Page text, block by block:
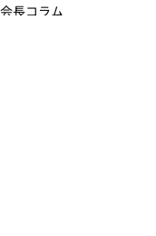
会長コラム